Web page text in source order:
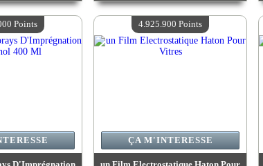
600 Points
:4
Valeur :4 942 200 Points
Quantité Disponible :4
Points
ÇA M'INTERESSE
4.925.900 Points